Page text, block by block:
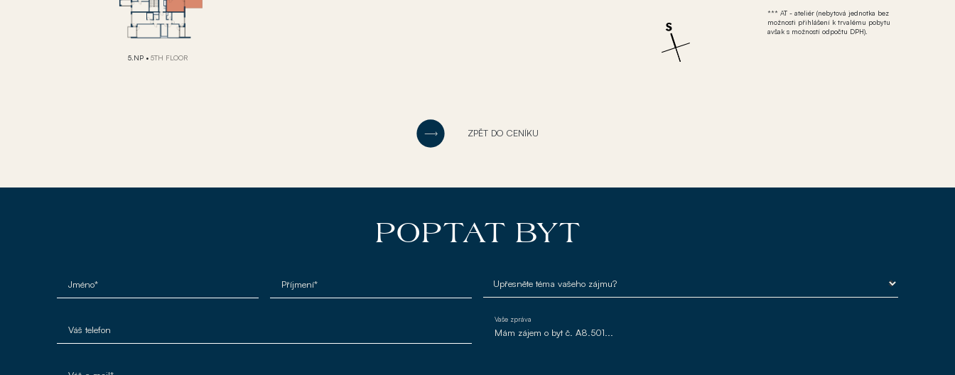
5.NP • 5TH FLOOR
*** AT - ateliér (nebytová jednotka bez
možnosti přihlášení k trvalému pobytu
avšak s možností odpočtu DPH).
ZPĚT DO CENÍKU
POPTAT BYT
Jméno* Příjmení*
Váš telefon
Vaše zpráva